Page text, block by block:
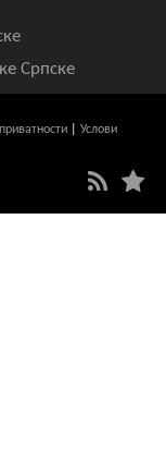
Српске
Услови